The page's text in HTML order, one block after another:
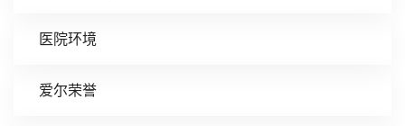
医院环境
爱尔荣誉